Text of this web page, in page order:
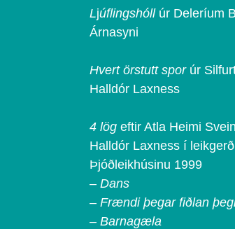
Ljúflingshóll úr Deleríum
Árnasyni
Hvert örstutt spor úr
Halldór Laxness
4 lög eftir Atla Heimi
Halldór Laxness í
Þjóðleikhúsinu 1999
– Dans
– Frændi þegar fiðlan
– Barnagæla